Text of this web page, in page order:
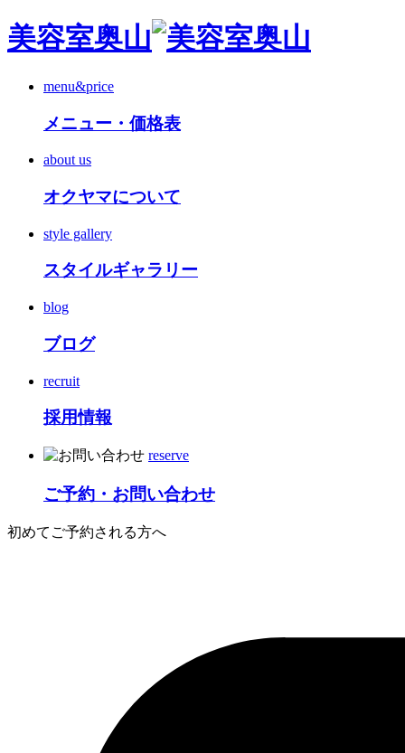
美容室奥山
menu&price
メニュー・価格表
about us
オクヤマについて
style gallery
スタイルギャラリー
blog
ブログ
recruit
採用情報
reserve
ご予約・お問い合わせ
初めてご予約される方へ